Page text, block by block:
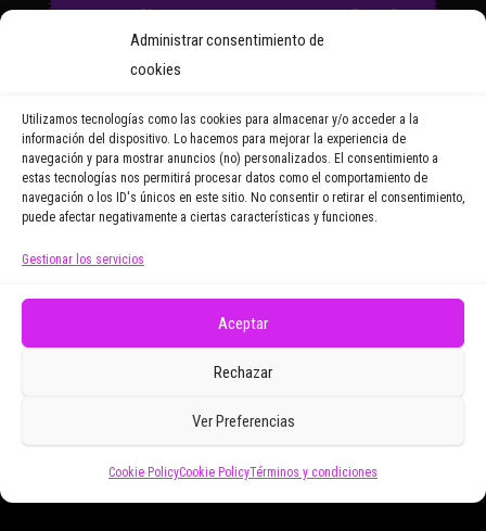
Administrar consentimiento de
cookies
Utilizamos tecnologías como las cookies para almacenar y/o acceder a la
información del dispositivo. Lo hacemos para mejorar la experiencia de
navegación y para mostrar anuncios (no) personalizados. El consentimiento a
estas tecnologías nos permitirá procesar datos como el comportamiento de
navegación o los ID's únicos en este sitio. No consentir o retirar el consentimiento,
puede afectar negativamente a ciertas características y funciones.
Gestionar los servicios
Aceptar
Rechazar
Ver Preferencias
Cookie PolicyCookie PolicyTérminos y condiciones
y recibirás regularmente las
noticias y reportajes que
Email Address
electrónicos promocionales de Zoomdestinos.es
Funciona gracias aWordPress |Tema:Envo Magazine